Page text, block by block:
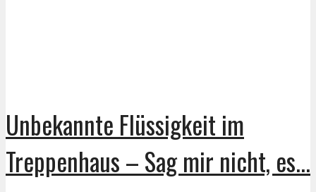
Unbekannte Flüssigkeit im
Treppenhaus – Sag mir nicht, es...